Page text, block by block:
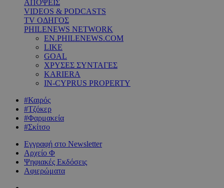
ΑΠΟΨΕΙΣ
VIDEOS & PODCASTS
TV ΟΔΗΓΟΣ
PHILENEWS NETWORK
EN.PHILENEWS.COM
LIKE
GOAL
ΧΡΥΣΕΣ ΣΥΝΤΑΓΕΣ
KARIERA
IN-CYPRUS PROPERTY
#Καιρός
#Τζόκερ
#Φαρμακεία
#Σκίτσο
Εγγραφή στο Newsletter
Αρχείο Φ
Ψηφιακές Εκδόσεις
Αφιερώματα